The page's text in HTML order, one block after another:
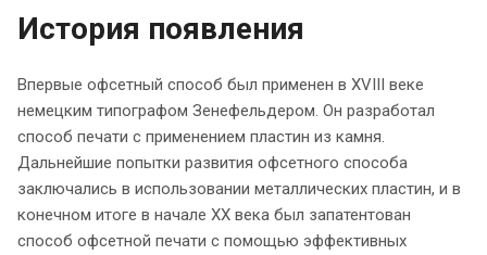
История появления
Впервые офсетный способ был применен в XVIII веке
немецким типографом Зенефельдером. Он разработал
способ печати с применением пластин из камня.
Дальнейшие попытки развития офсетного способа
заключались в использовании металлических пластин, и в
конечном итоге в начале XX века был запатентован
способ офсетной печати с помощью эффективных